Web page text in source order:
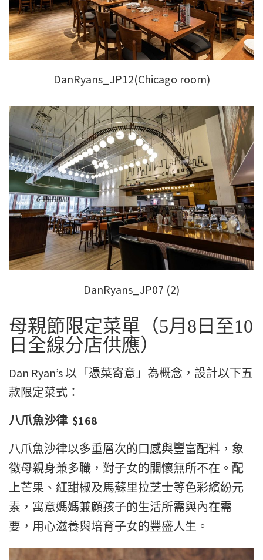
DanRyans_JP12(Chicago room)
DanRyans_JP07 (2)
母親節限定菜單（5月8日至10
日全線分店供應）
Dan Ryan’s 以「憑菜寄意」為概念，設計以下五
款限定菜式：
八爪魚沙律 $168
八爪魚沙律以多重層次的口感與豐富配料，象
徵母親身兼多職，對子女的關懷無所不在。配
上芒果、紅甜椒及馬蘇里拉芝士等色彩繽紛元
素，寓意媽媽兼顧孩子的生活所需與內在需
要，用心滋養與培育子女的豐盛人生。